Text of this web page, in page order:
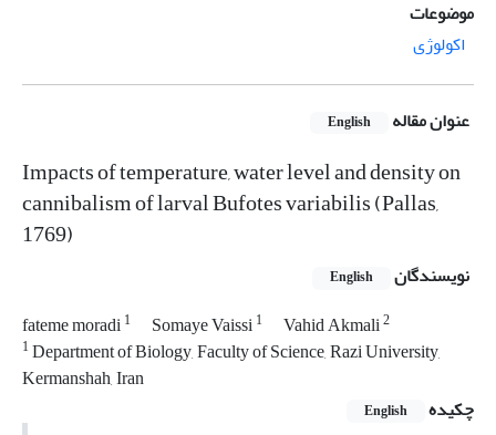
موضوعات
اکولوژی
عنوان مقاله English
Impacts of temperature, water level and density on
cannibalism of larval Bufotes variabilis (Pallas,
1769)
نویسندگان English
fateme moradi1 Somaye Vaissi1 Vahid Akmali2
1Department of Biology, Faculty of Science, Razi University,
Kermanshah, Iran
چکیده
English